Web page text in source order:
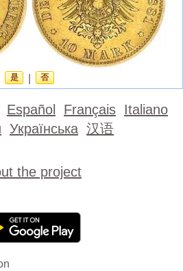
是 否
Español Français Italiano
Українська 汉语
the project